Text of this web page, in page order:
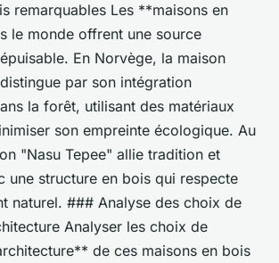
remarquables Les **maisons en
le monde offrent une source
En Norvège, la maison
par son intégration
la forêt, utilisant des matériaux
son empreinte écologique. Au
"Nasu Tepee" allie tradition et
une structure en bois qui respecte
naturel. ### Analyse des choix de
Analyser les choix de
de ces maisons en bois